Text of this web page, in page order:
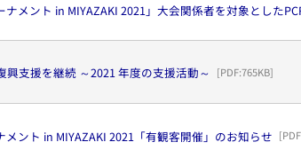
ナメント in MIYAZAKI 2021」大会関係者を対象とした
興支援を継続 ～2021 年度の支援活動～ [PDF:765KB]
ント in MIYAZAKI 2021「有観客開催」のお知らせ